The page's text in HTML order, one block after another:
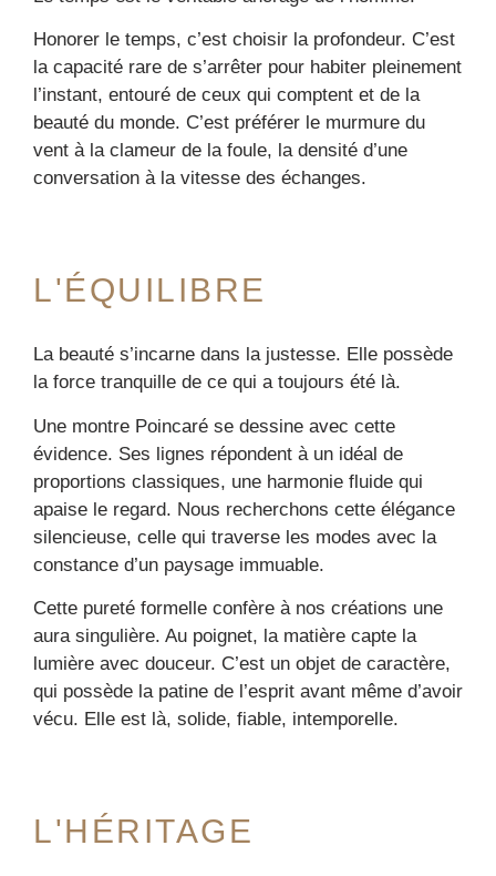
Honorer le temps, c’est choisir la profondeur. C’est
la capacité rare de s’arrêter pour habiter pleinement
l’instant, entouré de ceux qui comptent et de la
beauté du monde. C’est préférer le murmure du
vent à la clameur de la foule, la densité d’une
conversation à la vitesse des échanges.
L'ÉQUILIBRE
La beauté s’incarne dans la justesse. Elle possède
la force tranquille de ce qui a toujours été là.
Une montre Poincaré se dessine avec cette
évidence. Ses lignes répondent à un idéal de
proportions classiques, une harmonie fluide qui
apaise le regard. Nous recherchons cette élégance
silencieuse, celle qui traverse les modes avec la
constance d’un paysage immuable.
Cette pureté formelle confère à nos créations une
aura singulière. Au poignet, la matière capte la
lumière avec douceur. C’est un objet de caractère,
qui possède la patine de l’esprit avant même d’avoir
vécu. Elle est là, solide, fiable, intemporelle.
L'HÉRITAGE